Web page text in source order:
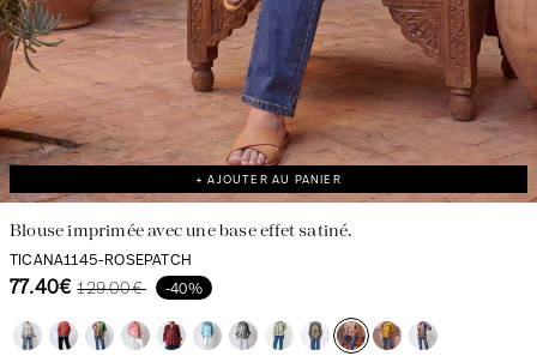
+ AJOUTER AU PANIER
Blouse imprimée avec une base effet satiné.
TICANA1145-ROSEPATCH
77.40€ 129.00€ -40%